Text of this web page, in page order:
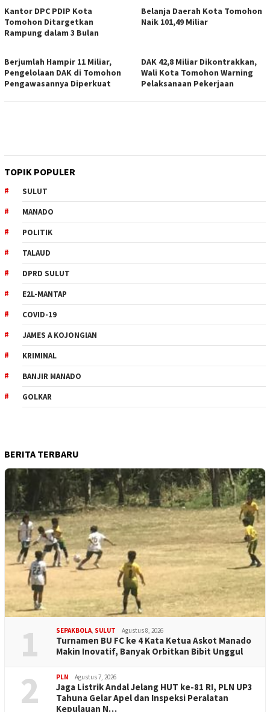
Kantor DPC PDIP Kota
Tomohon Ditargetkan
Rampung dalam 3 Bulan
Belanja Daerah Kota Tomohon
Naik 101,49 Miliar
Berjumlah Hampir 11 Miliar,
Pengelolaan DAK di Tomohon
Pengawasannya Diperkuat
DAK 42,8 Miliar Dikontrakkan,
Wali Kota Tomohon Warning
Pelaksanaan Pekerjaan
TOPIK POPULER
SULUT
MANADO
POLITIK
TALAUD
DPRD SULUT
E2L-MANTAP
COVID-19
JAMES A KOJONGIAN
KRIMINAL
BANJIR MANADO
GOLKAR
BERITA TERBARU
1 SEPAKBOLA SULUT Agustus 8, 2026
Turnamen BU FC ke 4 Kata Ketua Askot Manado
Makin Inovatif, Banyak Orbitkan Bibit Unggul
2 PLN Agustus 7, 2026
Jaga Listrik Andal Jelang HUT ke-81 RI, PLN UP3
Tahuna Gelar Apel dan Inspeksi Peralatan
Kepulauan N…